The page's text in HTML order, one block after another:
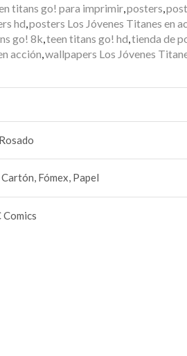
titans go! para imprimir,posters,
hd,posters Los Jóvenes Titanes en
go! 8k,teen titans go! hd,tienda de
acción,wallpapers Los Jóvenes
Fómex, Papel
Comics